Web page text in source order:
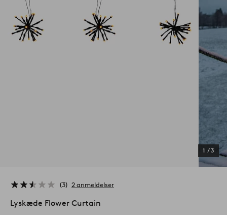
1 /3
3 2 anmeldelser
Lyskæde Flower Curtain